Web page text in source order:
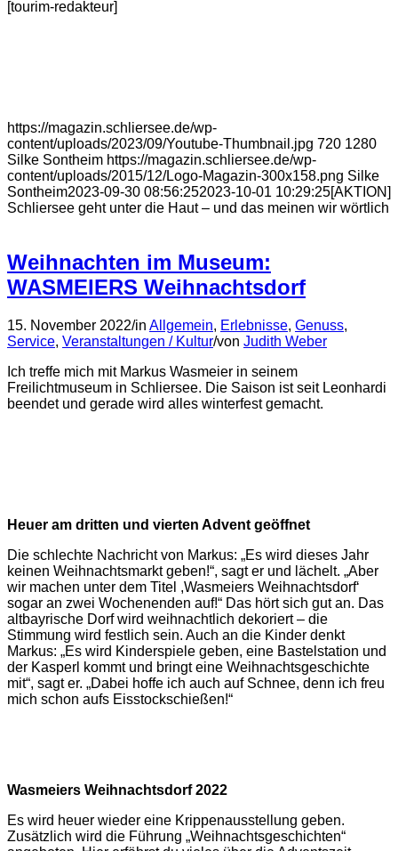
[tourim-redakteur]
https://magazin.schliersee.de/wp-
content/uploads/2023/09/Youtube-Thumbnail.jpg 720 1280
Silke Sontheim https://magazin.schliersee.de/wp-
content/uploads/2015/12/Logo-Magazin-300x158.png Silke
Sontheim2023-09-30 08:56:252023-10-01 10:29:25[AKTION]
Schliersee geht unter die Haut – und das meinen wir wörtlich
Weihnachten im Museum:
WASMEIERS Weihnachtsdorf
15. November 2022/in Allgemein, Erlebnisse, Genuss,
Service, Veranstaltungen / Kultur/von Judith Weber
Ich treffe mich mit Markus Wasmeier in seinem
Freilichtmuseum in Schliersee. Die Saison ist seit Leonhardi
beendet und gerade wird alles winterfest gemacht.
Heuer am dritten und vierten Advent geöffnet
Die schlechte Nachricht von Markus: „Es wird dieses Jahr
keinen Weihnachtsmarkt geben!“, sagt er und lächelt. „Aber
wir machen unter dem Titel ,Wasmeiers Weihnachtsdorf‘
sogar an zwei Wochenenden auf!“ Das hört sich gut an. Das
altbayrische Dorf wird weihnachtlich dekoriert – die
Stimmung wird festlich sein. Auch an die Kinder denkt
Markus: „Es wird Kinderspiele geben, eine Bastelstation und
der Kasperl kommt und bringt eine Weihnachtsgeschichte
mit“, sagt er. „Dabei hoffe ich auch auf Schnee, denn ich freu
mich schon aufs Eisstockschießen!“
Wasmeiers Weihnachtsdorf 2022
Es wird heuer wieder eine Krippenausstellung geben.
Zusätzlich wird die Führung „Weihnachtsgeschichten“